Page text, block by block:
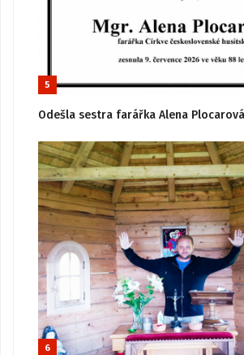
5
Odešla sestra farářka Alena Plocarová
6